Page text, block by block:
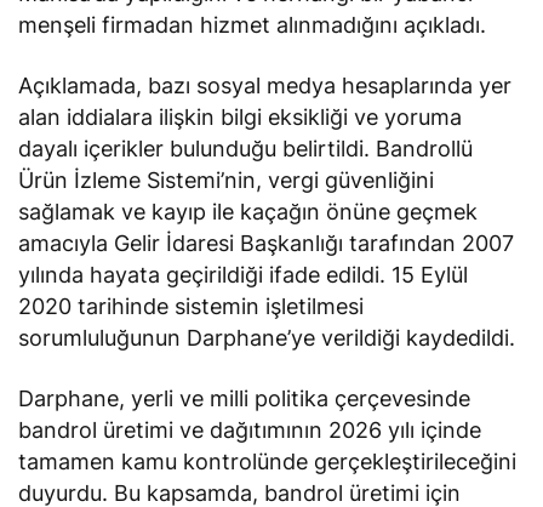
menşeli firmadan hizmet alınmadığını açıkladı.
Açıklamada, bazı sosyal medya hesaplarında yer
alan iddialara ilişkin bilgi eksikliği ve yoruma
dayalı içerikler bulunduğu belirtildi. Bandrollü
Ürün İzleme Sistemi’nin, vergi güvenliğini
sağlamak ve kayıp ile kaçağın önüne geçmek
amacıyla Gelir İdaresi Başkanlığı tarafından 2007
yılında hayata geçirildiği ifade edildi. 15 Eylül
2020 tarihinde sistemin işletilmesi
sorumluluğunun Darphane’ye verildiği kaydedildi.
Darphane, yerli ve milli politika çerçevesinde
bandrol üretimi ve dağıtımının 2026 yılı içinde
tamamen kamu kontrolünde gerçekleştirileceğini
duyurdu. Bu kapsamda, bandrol üretimi için